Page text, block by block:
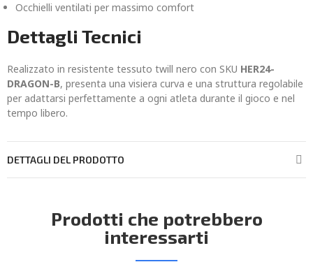
Occhielli ventilati per massimo comfort
Dettagli Tecnici
Realizzato in resistente tessuto twill nero con SKU HER24-
DRAGON-B, presenta una visiera curva e una struttura regolabile
per adattarsi perfettamente a ogni atleta durante il gioco e nel
tempo libero.
DETTAGLI DEL PRODOTTO
Prodotti che potrebbero
interessarti